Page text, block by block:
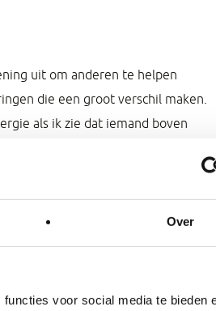
Over
voor social media te bieden
uit om anderen te helpen
die een groot verschil maken.
als ik zie dat iemand boven
wat ik zie, stel scherpe vragen en
gezonde dosis humor om